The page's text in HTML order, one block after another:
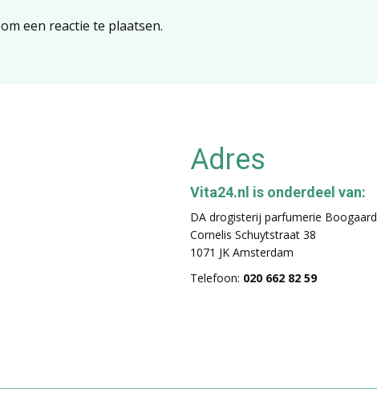
om een reactie te plaatsen.
Adres
Vita24.nl is onderdeel van:
DA drogisterij parfumerie Boogaard
Cornelis Schuytstraat 38
1071 JK Amsterdam
Telefoon: 020 662 82 59